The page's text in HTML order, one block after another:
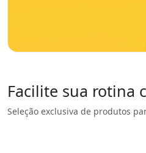
Facilite sua rotina
Seleção exclusiva de produtos